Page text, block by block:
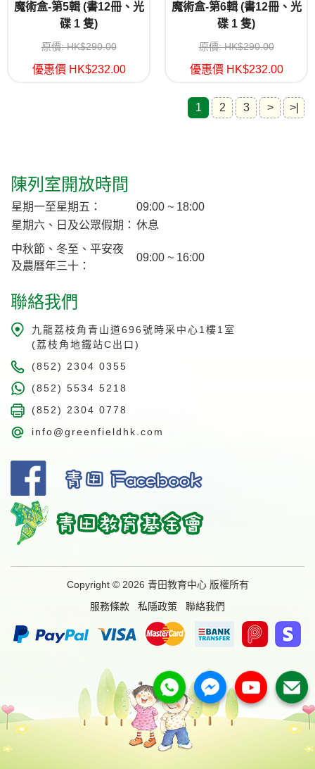
魔術盒-第5輯 (書12冊、光
碟 1 隻)
原價: HK$290.00
優惠價 HK$232.00
魔術盒-第6輯 (書12冊、光
碟 1 隻)
原價: HK$290.00
優惠價 HK$232.00
1 2 3 > >|
陳列室開放時間
星期一至星期五：
09:00 ~ 18:00
星期六、日及公眾假期： 休息
中秋節、冬至、平安夜
及農曆年三十：
09:00 ~ 16:00
聯絡我們
九龍荔枝角青山道696號時采中心1樓1室
(荔枝角地鐵站C出口)
(852) 2304 0355
(852) 5534 5218
(852) 2304 0778
info@greenfieldhk.com
Copyright © 2026 青田教育中心 版權所有
服務條款
私隱政策 聯絡我們